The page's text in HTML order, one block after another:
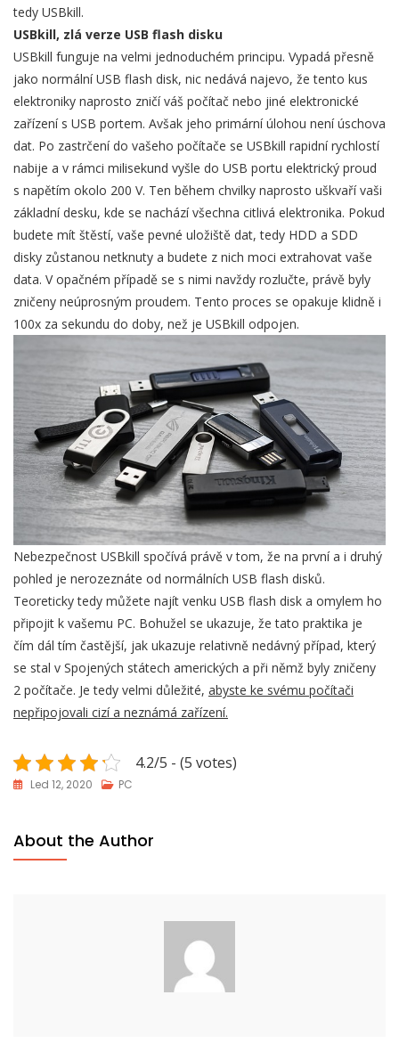
tedy USBkill.
USBkill, zlá verze USB flash disku
USBkill funguje na velmi jednoduchém principu. Vypadá přesně
jako normální USB flash disk, nic nedává najevo, že tento kus
elektroniky naprosto zničí váš počítač nebo jiné elektronické
zařízení s USB portem. Avšak jeho primární úlohou není úschova
dat. Po zastrčení do vašeho počítače se USBkill rapidní rychlostí
nabije a v rámci milisekund vyšle do USB portu elektrický proud
s napětím okolo 200 V. Ten během chvilky naprosto uškvaří vaši
základní desku, kde se nachází všechna citlivá elektronika. Pokud
budete mít štěstí, vaše pevné uložiště dat, tedy HDD a SDD
disky zůstanou netknuty a budete z nich moci extrahovat vaše
data. V opačném případě se s nimi navždy rozlučte, právě byly
zničeny neúprosným proudem. Tento proces se opakuje klidně i
100x za sekundu do doby, než je USBkill odpojen.
Nebezpečnost USBkill spočívá právě v tom, že na první a i druhý
pohled je nerozeznáte od normálních USB flash disků.
Teoreticky tedy můžete najít venku USB flash disk a omylem ho
připojit k vašemu PC. Bohužel se ukazuje, že tato praktika je
čím dál tím častější, jak ukazuje relativně nedávný případ, který
se stal v Spojených státech amerických a při němž byly zničeny
2 počítače. Je tedy velmi důležité, abyste ke svému počítači
nepřipojovali cizí a neznámá zařízení.
4.2/5 - (5 votes)
Led 12, 2020 PC
About the Author